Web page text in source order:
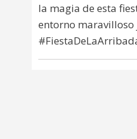
la magia de esta
entorno